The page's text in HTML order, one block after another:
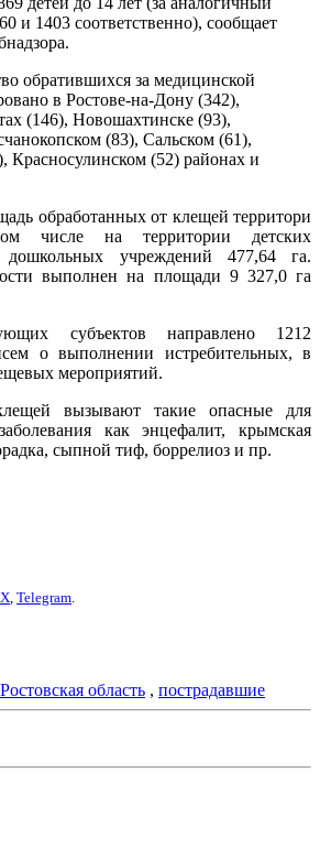
и 1403 соответственно), сообщает
обратившихся за медицинской
в Ростове-на-Дону (342),
(146), Новошахтинске (93),
(83), Сальском (61),
Красносулинском (52) районах и
обработанных от клещей территори
числе на территории детских
дошкольных учреждений 477,64 га.
выполнен на площади 9 327,0 га
субъектов направлено 1212
о выполнении истребительных, в
мероприятий.
вызывают такие опасные для
как энцефалит, крымская
сыпной тиф, боррелиоз и пр.
, Telegram.
Ростовская область , пострадавшие